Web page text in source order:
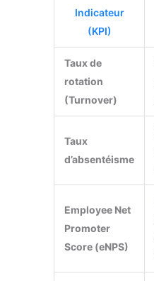
Indicateur
(KPI)
Taux de
rotation
(Turnover)
Taux
d’absentéisme
Employee Net
Promoter
Score (eNPS)